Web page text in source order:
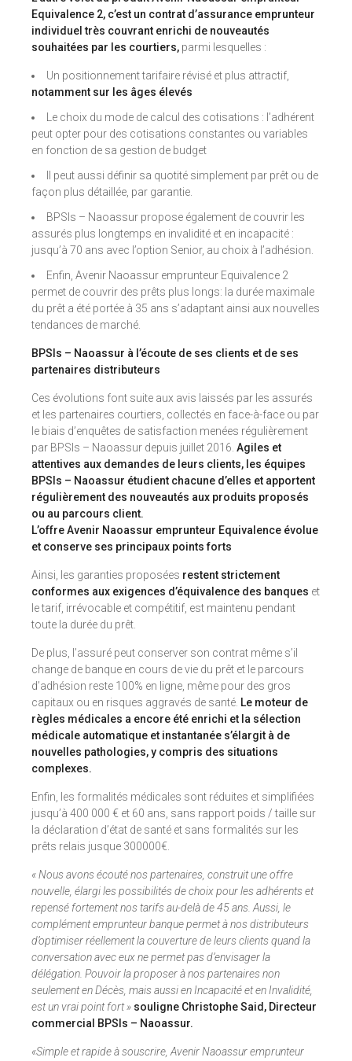
Equivalence 2, c’est un contrat d’assurance emprunteur
individuel très couvrant enrichi de nouveautés
souhaitées par les courtiers, parmi lesquelles :
Un positionnement tarifaire révisé et plus attractif,
notamment sur les âges élevés
Le choix du mode de calcul des cotisations : l’adhérent
peut opter pour des cotisations constantes ou variables
en fonction de sa gestion de budget
Il peut aussi définir sa quotité simplement par prêt ou de
façon plus détaillée, par garantie.
BPSIs – Naoassur propose également de couvrir les
assurés plus longtemps en invalidité et en incapacité :
jusqu’à 70 ans avec l’option Senior, au choix à l’adhésion.
Enfin, Avenir Naoassur emprunteur Equivalence 2
permet de couvrir des prêts plus longs: la durée maximale
du prêt a été portée à 35 ans s’adaptant ainsi aux nouvelles
tendances de marché.
BPSIs – Naoassur à l’écoute de ses clients et de ses
partenaires distributeurs
Ces évolutions font suite aux avis laissés par les assurés
et les partenaires courtiers, collectés en face-à-face ou par
le biais d’enquêtes de satisfaction menées régulièrement
par BPSIs – Naoassur depuis juillet 2016. Agiles et
attentives aux demandes de leurs clients, les équipes
BPSIs – Naoassur étudient chacune d’elles et apportent
régulièrement des nouveautés aux produits proposés
ou au parcours client.
L’offre Avenir Naoassur emprunteur Equivalence évolue
et conserve ses principaux points forts
Ainsi, les garanties proposées restent strictement
conformes aux exigences d’équivalence des banques et
le tarif, irrévocable et compétitif, est maintenu pendant
toute la durée du prêt.
De plus, l’assuré peut conserver son contrat même s’il
change de banque en cours de vie du prêt et le parcours
d’adhésion reste 100% en ligne, même pour des gros
capitaux ou en risques aggravés de santé. Le moteur de
règles médicales a encore été enrichi et la sélection
médicale automatique et instantanée s’élargit à de
nouvelles pathologies, y compris des situations
complexes.
Enfin, les formalités médicales sont réduites et simplifiées
jusqu’à 400 000 € et 60 ans, sans rapport poids / taille sur
la déclaration d’état de santé et sans formalités sur les
prêts relais jusque 300000€.
« Nous avons écouté nos partenaires, construit une offre
nouvelle, élargi les possibilités de choix pour les adhérents et
repensé fortement nos tarifs au-delà de 45 ans. Aussi, le
complément emprunteur banque permet à nos distributeurs
d’optimiser réellement la couverture de leurs clients quand la
conversation avec eux ne permet pas d’envisager la
délégation. Pouvoir la proposer à nos partenaires non
seulement en Décès, mais aussi en Incapacité et en Invalidité,
est un vrai point fort » souligne Christophe Said, Directeur
commercial BPSIs – Naoassur.
«Simple et rapide à souscrire, Avenir Naoassur emprunteur